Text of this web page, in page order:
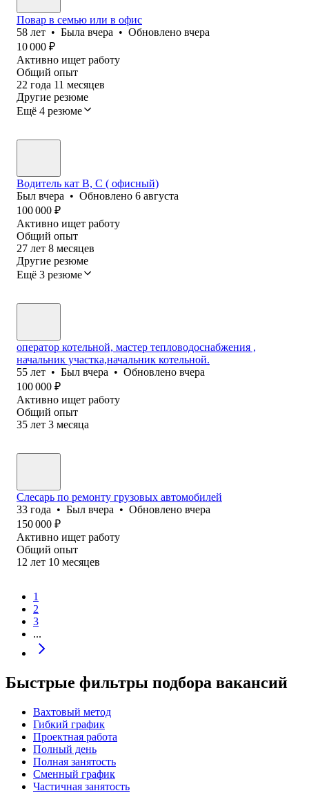
Повар в семью или в офис
58 лет • Была вчера • Обновлено вчера
10 000 ₽
Активно ищет работу
Общий опыт
22 года 11 месяцев
Другие резюме
Ещё 4 резюме
Водитель кат В, С ( офисный)
Был вчера • Обновлено 6 августа
100 000 ₽
Активно ищет работу
Общий опыт
27 лет 8 месяцев
Другие резюме
Ещё 3 резюме
оператор котельной, мастер тепловодоснабжения ,
начальник участка,начальник котельной.
55 лет • Был вчера • Обновлено вчера
100 000 ₽
Активно ищет работу
Общий опыт
35 лет 3 месяца
Слесарь по ремонту грузовых автомобилей
33 года • Был вчера • Обновлено вчера
150 000 ₽
Активно ищет работу
Общий опыт
12 лет 10 месяцев
1
2
3
...
Быстрые фильтры подбора вакансий
Вахтовый метод
Гибкий график
Проектная работа
Полный день
Полная занятость
Сменный график
Частичная занятость